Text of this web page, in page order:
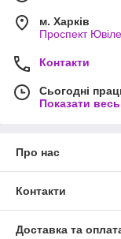
м. Харків
Проспект
Контакти
Сьогодні
Показати
Про нас
Контакти
Доставка та